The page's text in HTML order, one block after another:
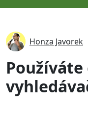
Honza Javorek
Používáte